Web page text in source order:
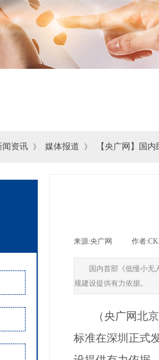
闻资讯 》 媒体报道 》 【央广网】国
来源:央广网 作者:
国内首部《低慢小无
规建设提供有力依据。
（央广网北
标准在深圳正式